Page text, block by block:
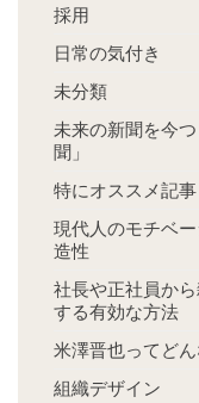
採用
日常の気付き
未分類
未来の新聞を今
聞」
特にオススメ記事
現代人のモチベ
造性
社長や正社員か
する有効な方法
米澤晋也ってどん
組織デザイン